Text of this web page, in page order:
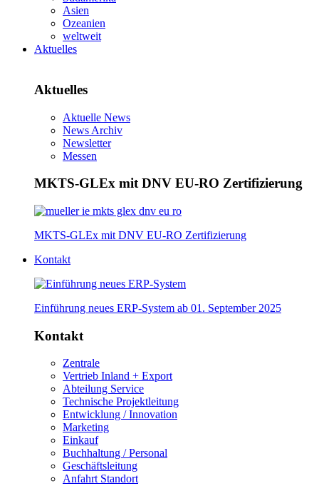
Asien
Ozeanien
weltweit
Aktuelles
Aktuelles
Aktuelle News
News Archiv
Newsletter
Messen
MKTS-GLEx mit DNV EU-RO Zertifizierung
MKTS-GLEx mit DNV EU-RO Zertifizierung
Kontakt
Einführung neues ERP-System ab 01. September 2025
Kontakt
Zentrale
Vertrieb Inland + Export
Abteilung Service
Technische Projektleitung
Entwicklung / Innovation
Marketing
Einkauf
Buchhaltung / Personal
Geschäftsleitung
Anfahrt Standort